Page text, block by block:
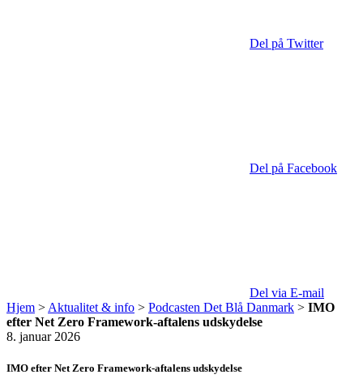
Del på Twitter
Del på Facebook
Del via E-mail
Hjem > Aktualitet & info > Podcasten Det Blå Danmark > IMO
efter Net Zero Framework-aftalens udskydelse
8. januar 2026
IMO efter Net Zero Framework-aftalens udskydelse